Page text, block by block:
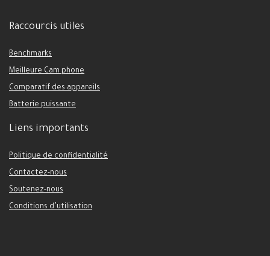
Raccourcis utiles
Benchmarks
Meilleure Cam phone
Comparatif des appareils
Batterie puissante
Liens importants
Politique de confidentialité
Contactez-nous
Soutenez-nous
Conditions d’utilisation